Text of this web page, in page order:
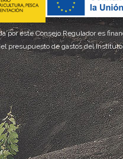
por este Consejo Regulador es
presupuesto de gastos del